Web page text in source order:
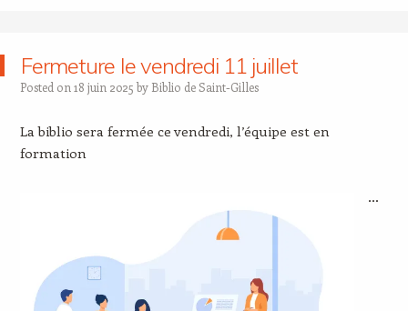
Fermeture le vendredi 11 juillet
Posted on 18 juin 2025 by Biblio de Saint-Gilles
La biblio sera fermée ce vendredi, l’équipe est en
formation
…